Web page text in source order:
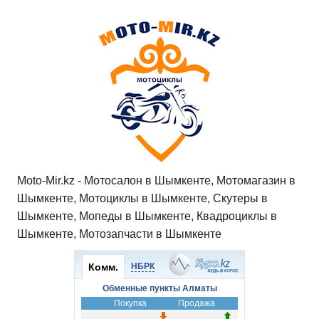
Moto-Mir.kz - Мотосалон в Шымкенте, Мотомагазин в
Шымкенте, Мотоциклы в Шымкенте, Скутеры в
Шымкенте, Мопеды в Шымкенте, Квадроциклы в
Шымкенте, Мотозапчасти в Шымкенте